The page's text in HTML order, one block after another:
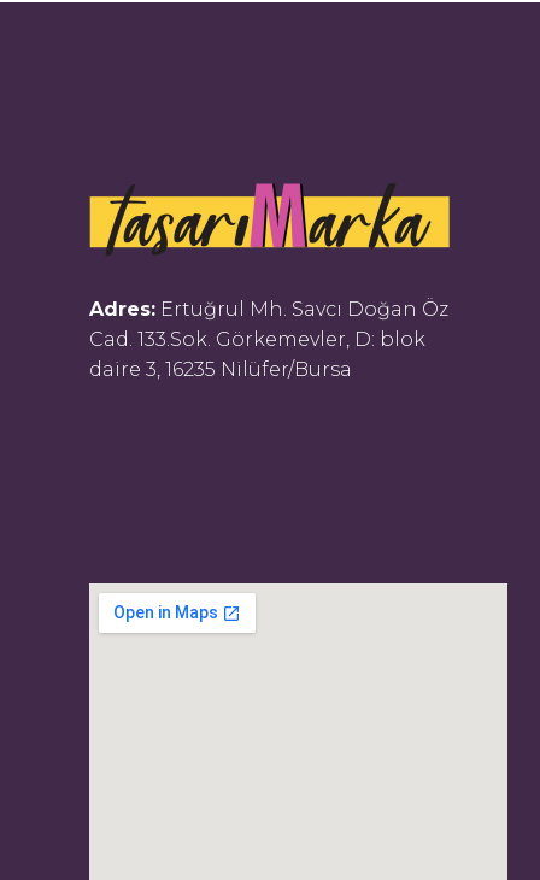
Adres: Ertuğrul Mh. Savcı Doğan Öz
Cad. 133.Sok. Görkemevler, D: blok
daire 3, 16235 Nilüfer/Bursa